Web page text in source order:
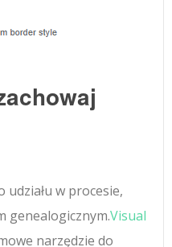
udziału w procesie,
genealogicznym.Visual
narzędzie do